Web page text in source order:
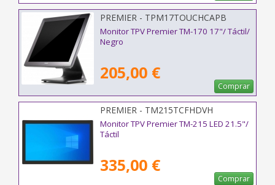
PREMIER - TPM17TOUCHCAPB
Monitor TPV Premier TM-170 17"/ Táctil/
Negro
205,00 €
Comprar
PREMIER - TM215TCFHDVH
Monitor TPV Premier TM-215 LED 21.5"/
Táctil
335,00 €
Comprar